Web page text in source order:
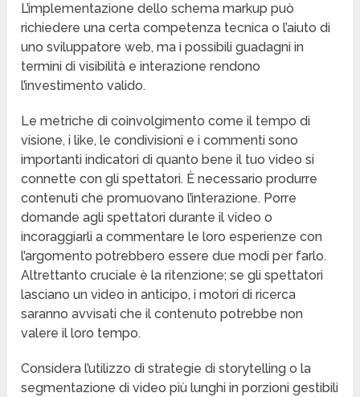
L’implementazione dello schema markup può
richiedere una certa competenza tecnica o l’aiuto di
uno sviluppatore web, ma i possibili guadagni in
termini di visibilità e interazione rendono
l’investimento valido.
Le metriche di coinvolgimento come il tempo di
visione, i like, le condivisioni e i commenti sono
importanti indicatori di quanto bene il tuo video si
connette con gli spettatori. È necessario produrre
contenuti che promuovano l’interazione. Porre
domande agli spettatori durante il video o
incoraggiarli a commentare le loro esperienze con
l’argomento potrebbero essere due modi per farlo.
Altrettanto cruciale è la ritenzione; se gli spettatori
lasciano un video in anticipo, i motori di ricerca
saranno avvisati che il contenuto potrebbe non
valere il loro tempo.
Considera l’utilizzo di strategie di storytelling o la
segmentazione di video più lunghi in porzioni gestibili